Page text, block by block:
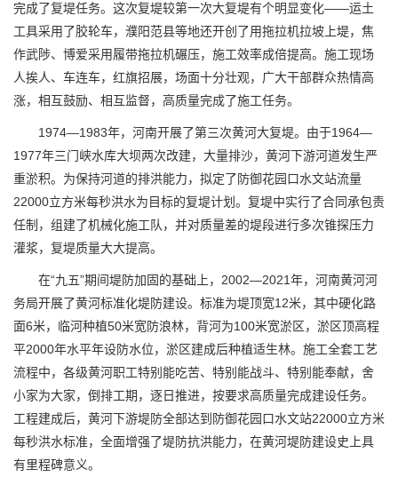
完成了复堤任务。这次复堤较第一次大复堤有个明显变化——运土
工具采用了胶轮车，濮阳范县等地还开创了用拖拉机拉坡上堤，焦
作武陟、博爱采用履带拖拉机碾压，施工效率成倍提高。施工现场
人挨人、车连车，红旗招展，场面十分壮观，广大干部群众热情高
涨，相互鼓励、相互监督，高质量完成了施工任务。
1974—1983年，河南开展了第三次黄河大复堤。由于1964—
1977年三门峡水库大坝两次改建，大量排沙，黄河下游河道发生严
重淤积。为保持河道的排洪能力，拟定了防御花园口水文站流量
22000立方米每秒洪水为目标的复堤计划。复堤中实行了合同承包责
任制，组建了机械化施工队，并对质量差的堤段进行多次锥探压力
灌浆，复堤质量大大提高。
在“九五”期间堤防加固的基础上，2002—2021年，河南黄河河
务局开展了黄河标准化堤防建设。标准为堤顶宽12米，其中硬化路
面6米，临河种植50米宽防浪林，背河为100米宽淤区，淤区顶高程
平2000年水平年设防水位，淤区建成后种植适生林。施工全套工艺
流程中，各级黄河职工特别能吃苦、特别能战斗、特别能奉献，舍
小家为大家，倒排工期，逐日推进，按要求高质量完成建设任务。
工程建成后，黄河下游堤防全部达到防御花园口水文站22000立方米
每秒洪水标准，全面增强了堤防抗洪能力，在黄河堤防建设史上具
有里程碑意义。